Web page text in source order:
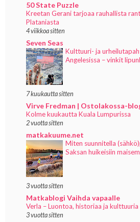
50 State Puzzle
Kreetan Gerani tarjoaa rauhallista
Plataniasta
4 viikkoa sitten
Seven Seas
Kulttuuri- ja
Angelesissa – vinkit
7 kuukautta sitten
Virve Fredman | Ostolakossa-
Kolme kuukautta Kuala Lumpurissa
2 vuotta sitten
matkakuume.net
Miten suunnitella
Saksan huikeisiin
3 vuotta sitten
Matkablogi Vaihda vapaalle
Verla – Luontoa, historiaa ja kulttuuria
3 vuotta sitten